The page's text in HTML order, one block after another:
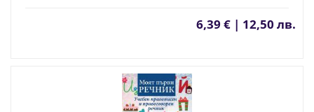
6,39 € | 12,50 лв.